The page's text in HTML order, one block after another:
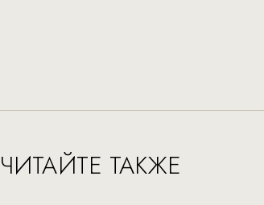
ЧИТАЙТЕ ТАКЖЕ